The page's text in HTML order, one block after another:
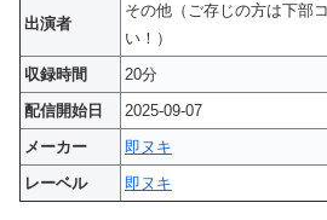
出演者
その他（ご存じの方は下部
い！）
収録時間
20分
配信開始日
2025-09-07
メーカー
即ヌキ
レーベル
即ヌキ